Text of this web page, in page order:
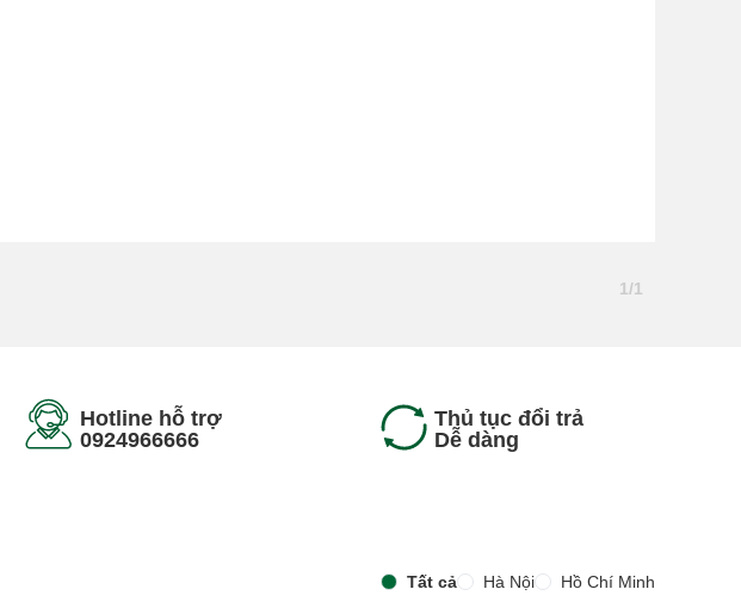
1/1
Hotline hỗ trợ
0924966666
Thủ tục đổi trả
Dễ dàng
Tất cả Hà Nội Hồ Chí Minh